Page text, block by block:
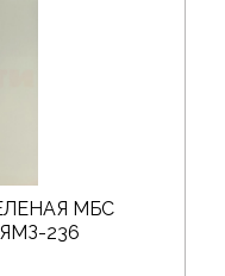
МБС
ЯМЗ-236